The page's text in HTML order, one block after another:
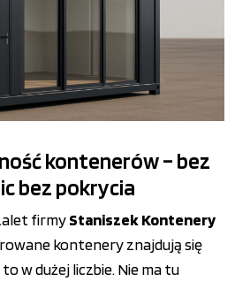
kontenerów – bez
bez pokrycia
firmyStaniszek Kontenery
kontenery znajdują się
w dużej liczbie. Nie ma tu